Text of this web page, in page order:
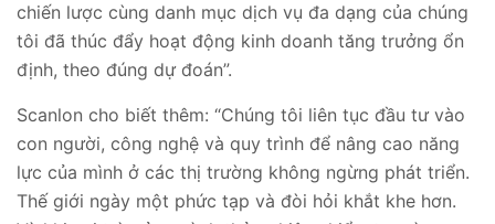
chiến lược cùng danh mục dịch vụ đa dạng của chúng
tôi đã thúc đẩy hoạt động kinh doanh tăng trưởng ổn
định, theo đúng dự đoán”.
Scanlon cho biết thêm: “Chúng tôi liên tục đầu tư vào
con người, công nghệ và quy trình để nâng cao năng
lực của mình ở các thị trường không ngừng phát triển.
Thế giới ngày một phức tạp và đòi hỏi khắt khe hơn.